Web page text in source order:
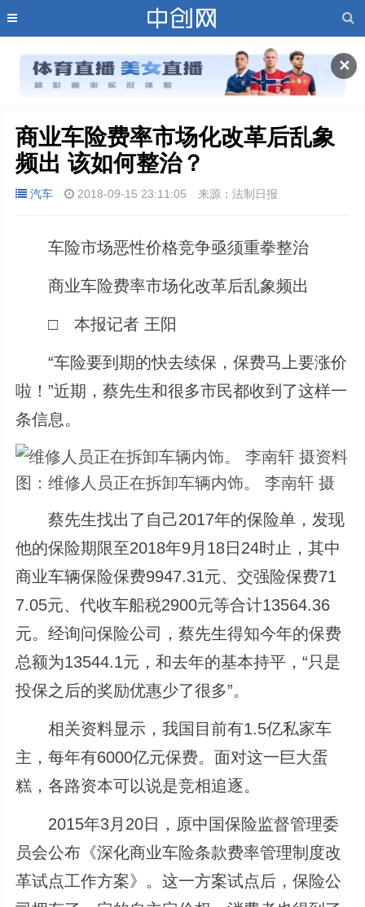
✕
商业车险费率市场化改革后乱象
频出 该如何整治？
汽车 2018-09-15 23:11:05 来源：法制日报
车险市场恶性价格竞争亟须重拳整治
商业车险费率市场化改革后乱象频出
□ 本报记者 王阳
“车险要到期的快去续保，保费马上要涨价
啦！”近期，蔡先生和很多市民都收到了这样一
条信息。
资料
图：维修人员正在拆卸车辆内饰。 李南轩 摄
蔡先生找出了自己2017年的保险单，发现
他的保险期限至2018年9月18日24时止，其中
商业车辆保险保费9947.31元、交强险保费71
7.05元、代收车船税2900元等合计13564.36
元。经询问保险公司，蔡先生得知今年的保费
总额为13544.1元，和去年的基本持平，“只是
投保之后的奖励优惠少了很多”。
相关资料显示，我国目前有1.5亿私家车
主，每年有6000亿元保费。面对这一巨大蛋
糕，各路资本可以说是竞相追逐。
2015年3月20日，原中国保险监督管理委
员会公布《深化商业车险条款费率管理制度改
革试点工作方案》。这一方案试点后，保险公